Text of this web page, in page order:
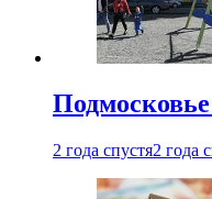
2 года спустя2 года